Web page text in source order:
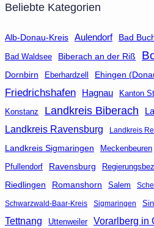
Beliebte Kategorien
Alb-Donau-Kreis Aulendorf Bad
Bad Waldsee Biberach an der Riß
Dornbirn
Eberhardzell Ehingen
Friedrichshafen Hagnau Kanton
Konstanz Landkreis Biberach
Landkreis Ravensburg Landkreis
Landkreis Sigmaringen Meckenbeuren
Pfullendorf Ravensburg
Riedlingen Romanshorn Salem
Schwarzwald-Baar-Kreis Sigmaringen
Tettnang Uttenweiler Vorarlberg in